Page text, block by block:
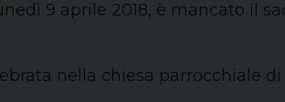
9 aprile 2018, è mancato il
nella chiesa parrocchiale